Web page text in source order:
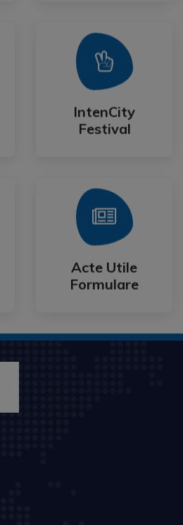
IntenCity
Festival
IntenCity
Festival
Mai Mult
Acte Utile
Formulare
Acte Utile
Formulare
Mai Mult